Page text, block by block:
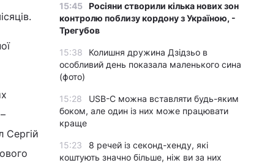
Сергій
15:45 Росіяни створили кілька нових зон
контролю поблизу кордону з Україною, -
Трегубов
15:38
Колишня дружина Дзідзьо в
особливий день показала маленького сина
(фото)
15:28
USB-C можна вставляти будь-яким
боком, але один із них може працювати
краще
15:23
8 речей із секонд-хенду, які
коштують значно більше, ніж ви за них